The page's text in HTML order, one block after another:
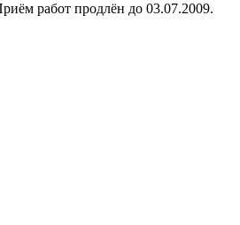
работ продлён до 03.07.2009.